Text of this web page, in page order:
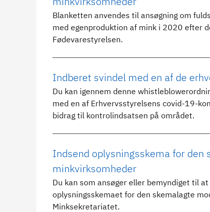
Blanketten anvendes til ansøgning om
med egenproduktion af mink i 2020 efter
Fødevarestyrelsen.
Indberet svindel med en af de
Du kan igennem denne
med en af Erhvervsstyrelsens covid-19-
bidrag til kontrolindsatsen på området.
Indsend oplysningsskema for
minkvirksomheder
Du kan som ansøger eller bemyndiget til
oplysningsskemaet for den skemalagte
Minksekretariatet.